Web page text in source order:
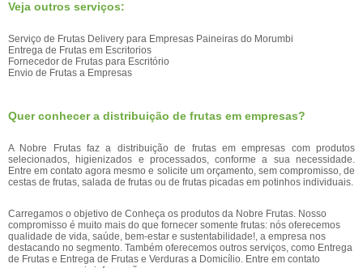
Veja outros serviços:
Serviço de Frutas Delivery para Empresas Paineiras do Morumbi
Entrega de Frutas em Escritorios
Fornecedor de Frutas para Escritório
Envio de Frutas a Empresas
Quer conhecer a distribuição de frutas em empresas?
A Nobre Frutas faz a distribuição de frutas em empresas com produtos
selecionados, higienizados e processados, conforme a sua necessidade.
Entre em contato agora mesmo e solicite um orçamento, sem compromisso, de
cestas de frutas, salada de frutas ou de frutas picadas em potinhos individuais.
Carregamos o objetivo de Conheça os produtos da Nobre Frutas. Nosso
compromisso é muito mais do que fornecer somente frutas: nós oferecemos
qualidade de vida, saúde, bem-estar e sustentabilidade!, a empresa nos
destacando no segmento. Também oferecemos outros serviços, como Entrega
de Frutas e Entrega de Frutas e Verduras a Domicílio. Entre em contato